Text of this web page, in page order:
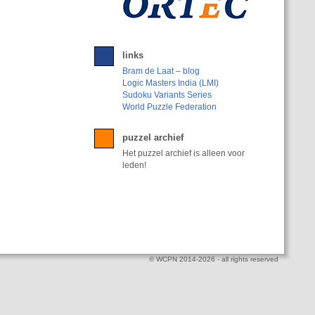
links
Bram de Laat – blog
Logic Masters India (LMI)
Sudoku Variants Series
World Puzzle Federation
puzzel archief
Het puzzel archief is alleen voor
leden!
© WCPN 2014-2026 - all rights reserved